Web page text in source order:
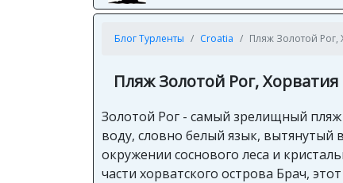
Блог Турленты Croatia Пляж Золотой Рог,
Пляж Золотой Рог, Хорватия
Золотой Рог - самый зрелищный
воду, словно белый язык,
окружении соснового леса и
части хорватского острова Брач,